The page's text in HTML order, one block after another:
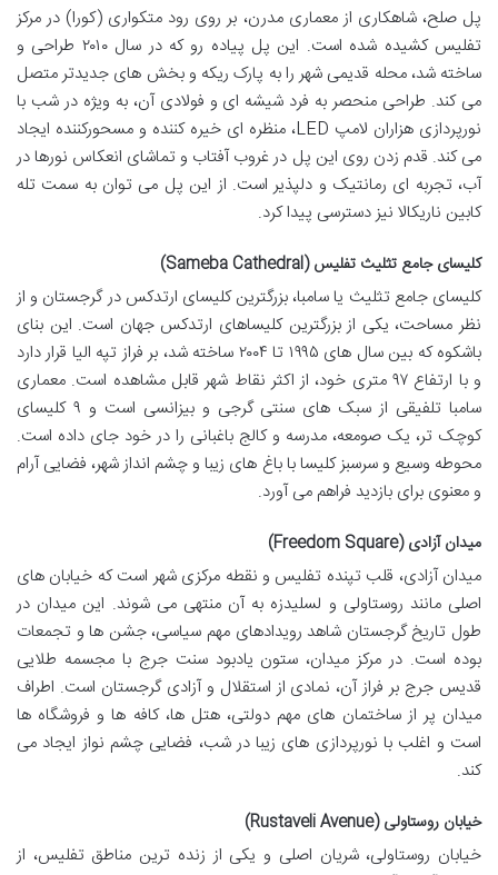
پل صلح، شاهکاری از معماری مدرن، بر روی رود متکواری (کورا) در مرکز
تفلیس کشیده شده است. این پل پیاده رو که در سال ۲۰۱۰ طراحی و
ساخته شد، محله قدیمی شهر را به پارک ریکه و بخش های جدیدتر متصل
می کند. طراحی منحصر به فرد شیشه ای و فولادی آن، به ویژه در شب با
نورپردازی هزاران لامپ LED، منظره ای خیره کننده و مسحورکننده ایجاد
می کند. قدم زدن روی این پل در غروب آفتاب و تماشای انعکاس نورها در
آب، تجربه ای رمانتیک و دلپذیر است. از این پل می توان به سمت تله
کابین ناریکالا نیز دسترسی پیدا کرد.
کلیسای جامع تثلیث تفلیس (Sameba Cathedral)
کلیسای جامع تثلیث یا سامبا، بزرگترین کلیسای ارتدکس در گرجستان و از
نظر مساحت، یکی از بزرگترین کلیساهای ارتدکس جهان است. این بنای
باشکوه که بین سال های ۱۹۹۵ تا ۲۰۰۴ ساخته شد، بر فراز تپه الیا قرار دارد
و با ارتفاع ۹۷ متری خود، از اکثر نقاط شهر قابل مشاهده است. معماری
سامبا تلفیقی از سبک های سنتی گرجی و بیزانسی است و ۹ کلیسای
کوچک تر، یک صومعه، مدرسه و کالج باغبانی را در خود جای داده است.
محوطه وسیع و سرسبز کلیسا با باغ های زیبا و چشم انداز شهر، فضایی آرام
و معنوی برای بازدید فراهم می آورد.
میدان آزادی (Freedom Square)
میدان آزادی، قلب تپنده تفلیس و نقطه مرکزی شهر است که خیابان های
اصلی مانند روستاولی و لسلیدزه به آن منتهی می شوند. این میدان در
طول تاریخ گرجستان شاهد رویدادهای مهم سیاسی، جشن ها و تجمعات
بوده است. در مرکز میدان، ستون یادبود سنت جرج با مجسمه طلایی
قدیس جرج بر فراز آن، نمادی از استقلال و آزادی گرجستان است. اطراف
میدان پر از ساختمان های مهم دولتی، هتل ها، کافه ها و فروشگاه ها
است و اغلب با نورپردازی های زیبا در شب، فضایی چشم نواز ایجاد می
کند.
خیابان روستاولی (Rustaveli Avenue)
خیابان روستاولی، شریان اصلی و یکی از زنده ترین مناطق تفلیس، از